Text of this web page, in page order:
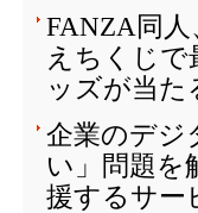
FANZA同
えちくじで
ッズが当た
企業のデジ
い」問題
援するサー